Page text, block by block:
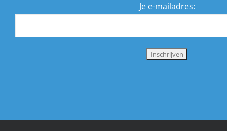
Je e-mailadres: